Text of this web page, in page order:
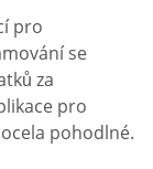
pro
se
za
pro
pohodlné.